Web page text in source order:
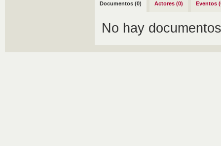
Documentos (0) Actores (0) Eventos
No hay